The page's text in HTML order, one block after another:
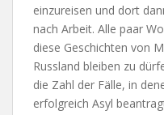
einzureisen und dort
nach Arbeit. Alle paar
diese Geschichten von
Russland bleiben zu
die Zahl der Fälle, in
erfolgreich Asyl